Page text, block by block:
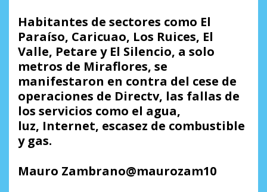
Habitantes de sectores como El
Paraíso, Caricuao, Los Ruices, El
Valle, Petare y El Silencio, a solo
metros de Miraflores, se
manifestaron en contra del cese de
operaciones de Directv, las fallas de
los servicios como el agua,
luz, Internet, escasez de combustible
y gas.
Mauro Zambrano@maurozam10